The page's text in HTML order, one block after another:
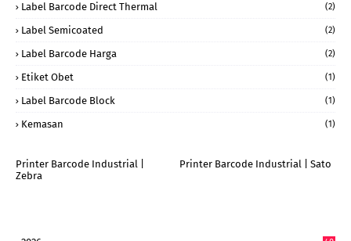
Label Barcode Direct Thermal (2)
Label Semicoated (2)
Label Barcode Harga (2)
Etiket Obet (1)
Label Barcode Block (1)
Kemasan (1)
Printer Barcode Industrial |
Zebra
Printer Barcode Industrial | Sato